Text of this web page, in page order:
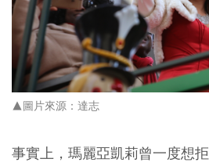
▲圖片來源：達志
事實上，瑪麗亞凱莉曾一度想